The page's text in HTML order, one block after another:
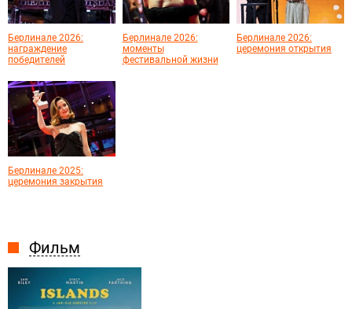
Фильм
Берлинале 2026:
награждение
победителей
Берлинале 2026:
моменты
фестивальной жизни
Берлинале 2026:
церемония открытия
Берлинале 2025:
церемония закрытия